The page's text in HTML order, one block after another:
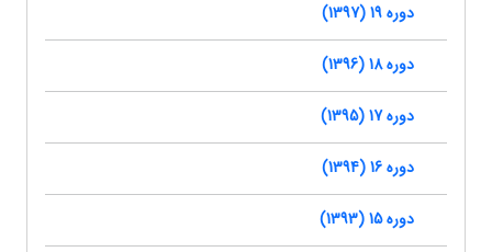
دوره 19 (1397)
دوره 18 (1396)
دوره 17 (1395)
دوره 16 (1394)
دوره 15 (1393)